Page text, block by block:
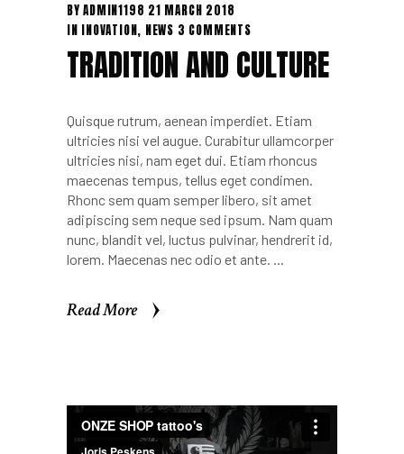
BYADMIN1198 21 MARCH 2018
IN INOVATION, NEWS 3 COMMENTS
TRADITION AND CULTURE
Quisque rutrum, aenean imperdiet. Etiam
ultricies nisi vel augue. Curabitur ullamcorper
ultricies nisi, nam eget dui. Etiam rhoncus
maecenas tempus, tellus eget condimen.
Rhonc sem quam semper libero, sit amet
adipiscing sem neque sed ipsum. Nam quam
nunc, blandit vel, luctus pulvinar, hendrerit id,
lorem. Maecenas nec odio et ante.
Read More